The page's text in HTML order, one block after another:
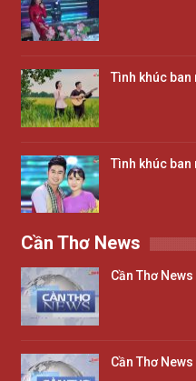
Tình khúc
Tình khúc ban
Cần Thơ News
Cần Thơ
Cần Thơ